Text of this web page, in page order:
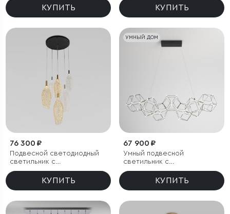
КУПИТЬ КУПИТЬ
76 300 ₽
Подвесной светодиодный
светильник с
металлическими
плафонамиКУПИТЬ
УМНЫЙ ДОМ
67 900 ₽
Умный подвесной
светильник с
регулировкой яркости
КУПИТЬ